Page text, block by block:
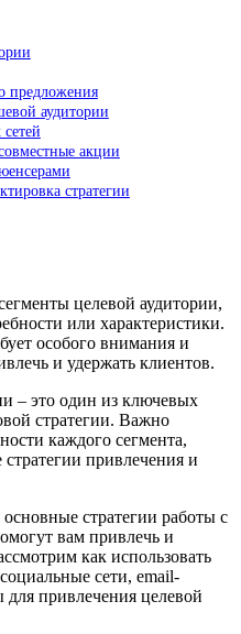
предложения
аудитории
акции
стратегии
целевой аудитории,
или характеристики.
особого внимания и
и удержать клиентов.
– это один из ключевых
стратегии. Важно
каждого сегмента,
привлечения и
стратегии работы с
вам привлечь и
как использовать
сети, email-
привлечения целевой